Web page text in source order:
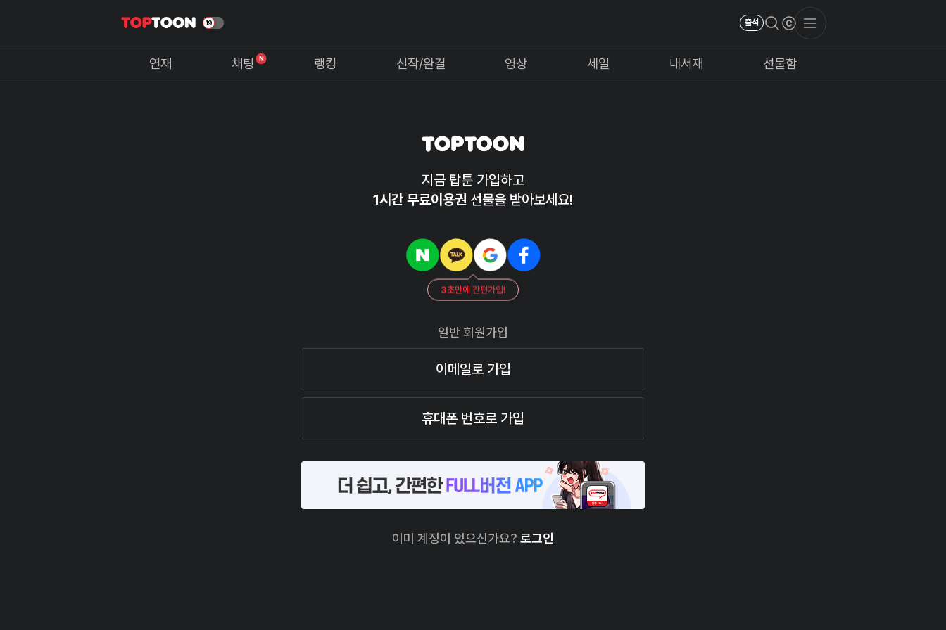
출석
연재 채팅 N 랭킹 신작/완결 영상 세일 내서재 선물함
지금 탑툰 가입하고
1시간 무료이용권 선물을 받아보세요!
3초만에 간편가입!
일반 회원가입
이메일로 가입
휴대폰 번호로 가입
이미 계정이 있으신가요? 로그인